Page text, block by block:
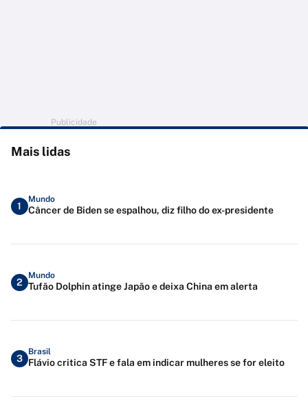
Publicidade
Mais lidas
1
Mundo
Câncer de Biden se espalhou, diz filho do ex-presidente
2
Mundo
Tufão Dolphin atinge Japão e deixa China em alerta
3
Brasil
Flávio critica STF e fala em indicar mulheres se for eleito